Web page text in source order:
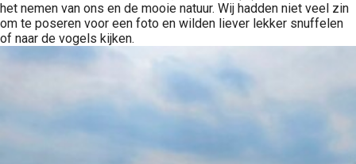
het nemen van ons en de mooie natuur. Wij hadden niet veel zin
om te poseren voor een foto en wilden liever lekker snuffelen
of naar de vogels kijken.